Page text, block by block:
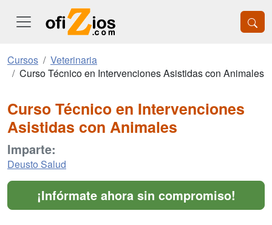
Cursos
Veterinaria
Curso Técnico en Intervenciones Asistidas con Animales
Curso Técnico en Intervenciones
Asistidas con Animales
Imparte:
Deusto Salud
¡Infórmate ahora sin compromiso!